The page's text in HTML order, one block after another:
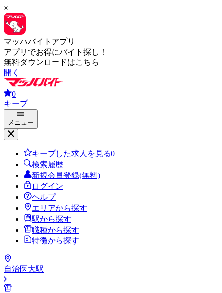
×
マッハバイトアプリ
アプリでお得にバイト探し！
無料ダウンロードはこちら
開く
0
キープ
メニュー
キープした求人を見る0
検索履歴
新規会員登録(無料)
ログイン
ヘルプ
エリアから探す
駅から探す
職種から探す
特徴から探す
自治医大駅